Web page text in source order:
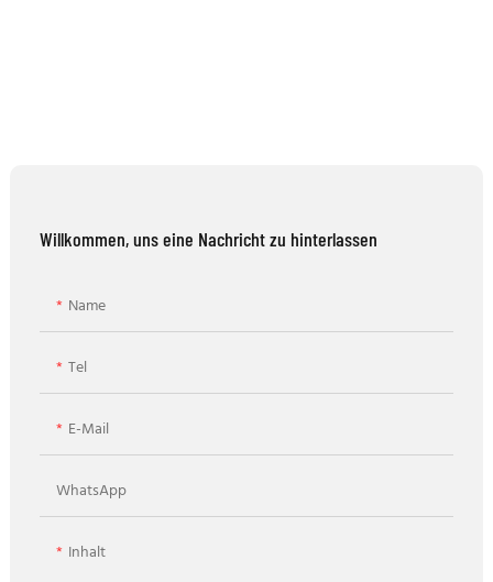
Willkommen, uns eine Nachricht zu hinterlassen
Name
Tel
E-Mail
WhatsApp
Inhalt